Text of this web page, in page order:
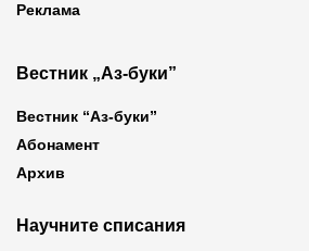
Реклама
Вестник „Аз-буки”
Вестник “Аз-буки”
Абонамент
Архив
Научните списания